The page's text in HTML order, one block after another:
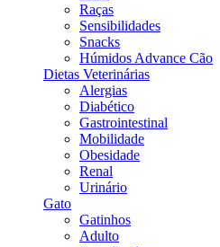
Raças
Sensibilidades
Snacks
Húmidos Advance Cão
Dietas Veterinárias
Alergias
Diabético
Gastrointestinal
Mobilidade
Obesidade
Renal
Urinário
Gato
Gatinhos
Adulto